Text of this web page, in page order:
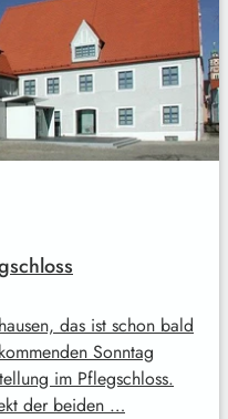
das ist schon bald
Sonntag
im Pflegschloss.
der beiden …